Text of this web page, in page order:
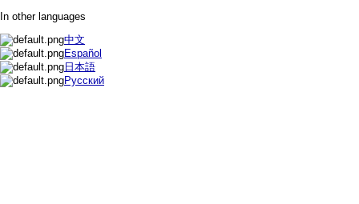
In other languages
中文
Español
日本語
Русский